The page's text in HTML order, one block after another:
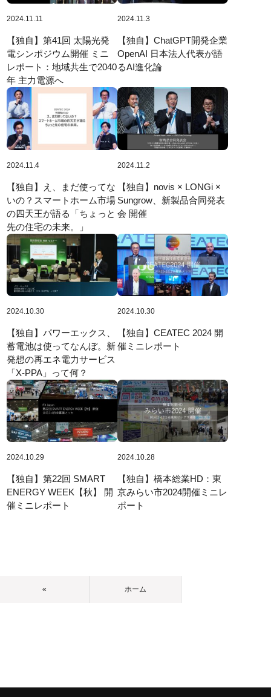
2024.11.11
【独自】第41回 太陽光発
電シンポジウム開催 ミニ
レポート：地域共生で2040
年 主力電源へ
2024.11.3
【独自】ChatGPT開発企業
OpenAI 日本法人代表が語
るAI進化論
2024.11.4
【独自】え、まだ使ってな
いの？スマートホーム市場
の四天王が語る「ちょっと
先の住宅の未来。」
2024.11.2
【独自】novis × LONGi ×
Sungrow、新製品合同発表
会 開催
2024.10.30
【独自】パワーエックス、
蓄電池は使ってなんぼ。新
発想の再エネ電力サービス
「X-PPA」って何？
2024.10.30
【独自】CEATEC 2024 開
催ミニレポート
2024.10.29
【独自】第22回 SMART
ENERGY WEEK【秋】 開
催ミニレポート
2024.10.28
【独自】橋本総業HD：東
京みらい市2024開催ミニレ
ポート
ホーム
«